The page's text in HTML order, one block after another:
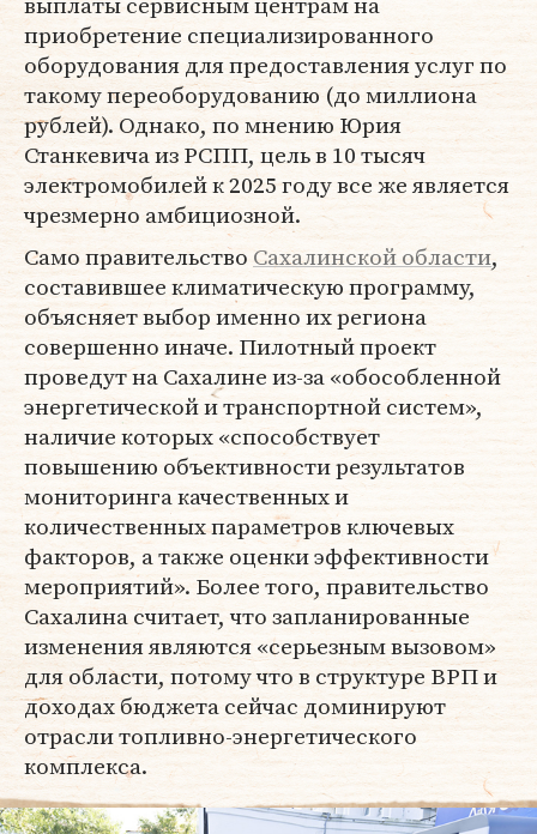
приобретение специализированного
оборудования для предоставления услуг по
такому переоборудованию (до миллиона
рублей). Однако, по мнению Юрия
Станкевича из РСПП, цель в 10 тысяч
электромобилей к 2025 году все же является
чрезмерно амбициозной.
Само правительство Сахалинской области,
составившее климатическую программу,
объясняет выбор именно их региона
совершенно иначе. Пилотный проект
проведут на Сахалине из-за «обособленной
энергетической и транспортной систем»,
наличие которых «способствует
повышению объективности результатов
мониторинга качественных и
количественных параметров ключевых
факторов, а также оценки эффективности
мероприятий». Более того, правительство
Сахалина считает, что запланированные
изменения являются «серьезным вызовом»
для области, потому что в структуре ВРП и
доходах бюджета сейчас доминируют
отрасли топливно-энергетического
комплекса.